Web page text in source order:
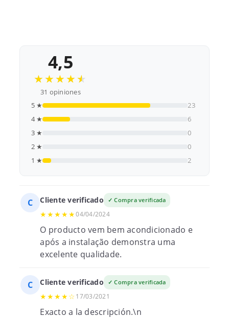
4,5
★★★★★
★★★★★
31 opiniones
5 ★
23
4 ★
6
3 ★
0
2 ★
0
1 ★
2
C Cliente verificado ✓ Compra verificada
★★★★★04/04/2024
O producto vem bem acondicionado e
após a instalação demonstra uma
excelente qualidade.
C Cliente verificado ✓ Compra verificada
★★★★☆17/03/2021
Exacto a la descripción.\n